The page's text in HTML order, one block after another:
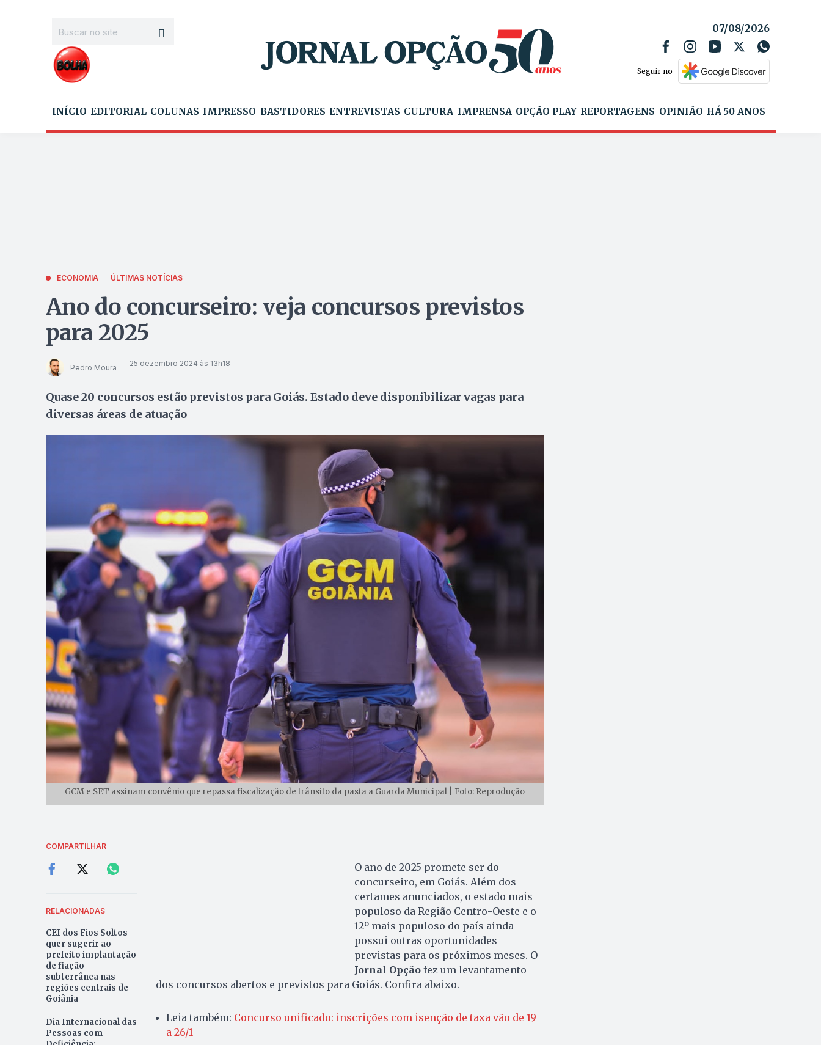
07/08/2026
Seguir no
INÍCIO EDITORIAL COLUNAS IMPRESSO BASTIDORES ENTREVISTAS CULTURA IMPRENSA OPÇÃO PLAY REPORTAGENS OPINIÃO HÁ 50 ANOS
ECONOMIA ÚLTIMAS NOTÍCIAS
Ano do concurseiro: veja concursos previstos
para 2025
Pedro Moura 25 dezembro 2024 às 13h18
Quase 20 concursos estão previstos para Goiás. Estado deve disponibilizar vagas para
diversas áreas de atuação
GCM e SET assinam convênio que repassa fiscalização de trânsito da pasta a Guarda Municipal | Foto: Reprodução
COMPARTILHAR
RELACIONADAS
CEI dos Fios Soltos
quer sugerir ao
prefeito implantação
de fiação
subterrânea nas
regiões centrais de
Goiânia
Dia Internacional das
Pessoas com
O ano de 2025 promete ser do
concurseiro, em Goiás. Além dos
certames anunciados, o estado mais
populoso da Região Centro-Oeste e o
12º mais populoso do país ainda
possui outras oportunidades
previstas para os próximos meses. O
Jornal Opçãofez um levantamento
dos concursos abertos e previstos para Goiás. Confira abaixo.
Leia também: Concurso unificado: inscrições com isenção de taxa vão de 19
a 26/1